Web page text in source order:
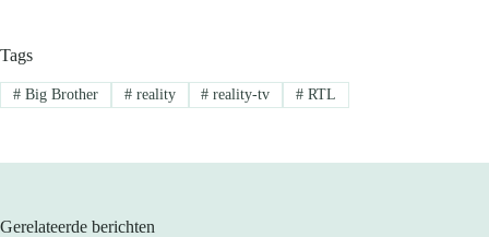
Tags
#Big Brother #reality # reality-tv # RTL
Gerelateerde berichten